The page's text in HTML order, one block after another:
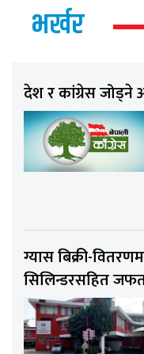
भर्खर
देश र कांग्रेस जोड्ने
ग्यास बिक्री-
सिलिन्डरसहित